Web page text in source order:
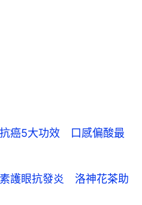
癌5大功效 口感偏酸最
素護眼抗發炎 洛神花茶助